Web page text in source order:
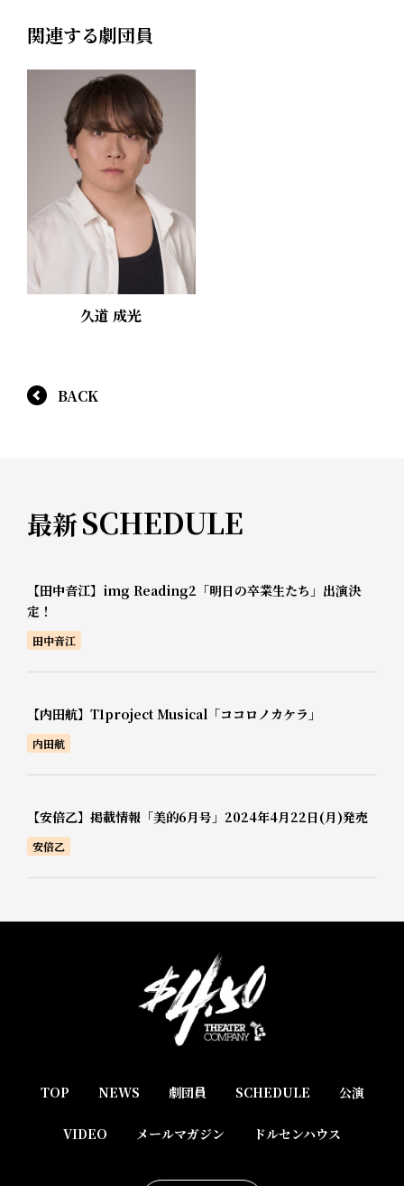
関連する劇団員
久道 成光
BACK
最新SCHEDULE
【田中音江】img Reading2「明日の卒業生たち」出演決
定！
田中音江
【内田航】T1project Musical「ココロノカケラ」
内田航
【安倍乙】掲載情報「美的6月号」2024年4月22日(月)発売
安倍乙
TOP NEWS 劇団員 SCHEDULE 公演
VIDEO メールマガジン ドルセンハウス